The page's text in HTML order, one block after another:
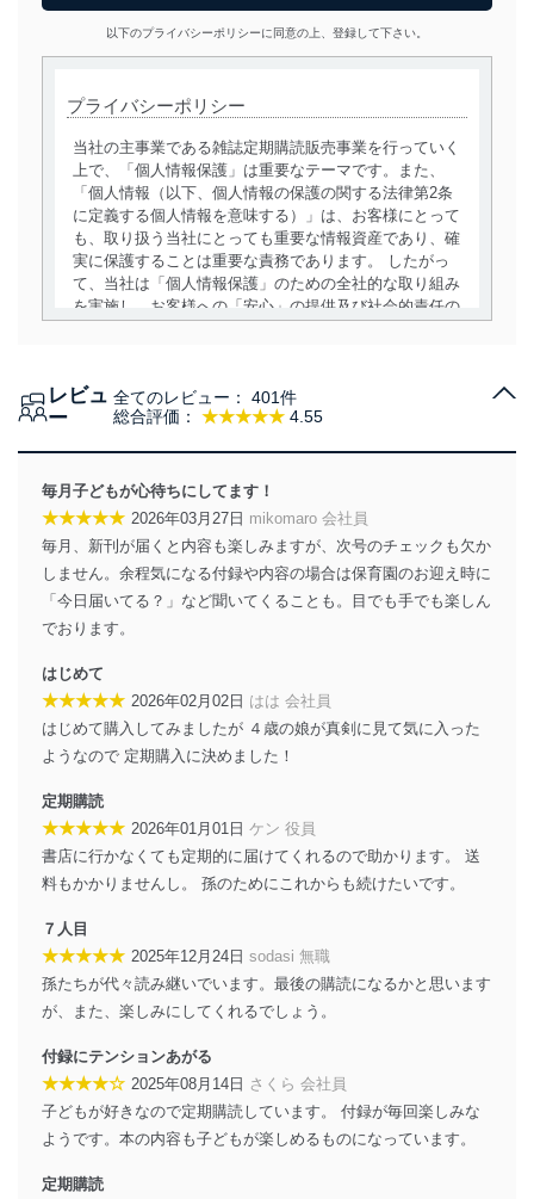
以下のプライバシーポリシーに同意の上、登録して下さい。
プライバシーポリシー
当社の主事業である雑誌定期購読販売事業を行っていく
上で、「個人情報保護」は重要なテーマです。また、
「個人情報（以下、個人情報の保護の関する法律第2条
に定義する個人情報を意味する）」は、お客様にとって
も、取り扱う当社にとっても重要な情報資産であり、確
実に保護することは重要な責務であります。 したがっ
て、当社は「個人情報保護」のための全社的な取り組み
を実施し、お客様への「安心」の提供及び社会的責任の
当社は、個人情報の取得・利用・提供に際して、その利
得・利用・提供を行います。また、当社が保有している
個人情報は、同意を得ずに目的外利用、第三者への提
供・開示は行いません。当社においてはこれらの取り組
みを確実にするため、従業者等の教育を徹底してまいり
ます。また、目的外利用を行わないために、適切な管理
措置を講じます。
法令遵守
当社は、個人情報に関連する法令、国が定める指針及び
その他の規範を遵守します。また、当社の管理の仕組み
に、これらの法令及びその他の規範を常に適合させま
す。
個人情報の安全管理措置
当社は、個人情報の正確性及び安全性を確保するため
に、下記セキュリティ対策をはじめとする安全対策を実
施し、個人情報の漏えい、滅失またはき損の防止及び是
個人データを取り扱うことのできる機器及び当該
機器を取り扱う従業者を明確化し、 個人データへ
の不要なアクセスを防止しています。
アクセス者の識別と認証
機器に標準装備されているユーザー制御機能（ユ
ベース等を取り扱う情報システムを使用する従業
者を識別・認証しています。
外部からの不正アクセス等の防止
レビュ
ー
総合評価： ★★★★★ 4.55
全てのレビュー： 401件
毎月子どもが心待ちにしてます！
★★★★★ 2026年03月27日 mikomaro 会社員
毎月、新刊が届くと内容も楽しみますが、次号のチェックも欠か
しません。余程気になる付録や内容の場合は保育園のお迎え時に
「今日届いてる？」など聞いてくることも。目でも手でも楽しん
でおります。
はじめて
★★★★★ 2026年02月02日 はは 会社員
はじめて購入してみましたが ４歳の娘が真剣に見て気に入った
ようなので 定期購入に決めました！
定期購読
★★★★★ 2026年01月01日 ケン 役員
書店に行かなくても定期的に届けてくれるので助かります。 送
料もかかりませんし。 孫のためにこれからも続けたいです。
７人目
★★★★★ 2025年12月24日 sodasi 無職
孫たちが代々読み継いでいます。最後の購読になるかと思います
が、また、楽しみにしてくれるでしょう。
付録にテンションあがる
★★★★☆ 2025年08月14日 さくら 会社員
子どもが好きなので定期購読しています。 付録が毎回楽しみな
ようです。本の内容も子どもが楽しめるものになっています。
定期購読